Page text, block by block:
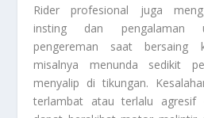
Rider profesional juga
insting dan pengalaman
pengereman saat bersaing
misalnya menunda sedikit
menyalip di tikungan.
terlambat atau terlalu agresif